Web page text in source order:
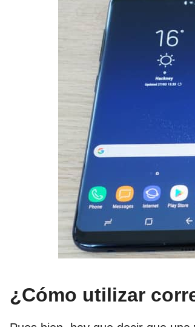
¿Cómo utilizar